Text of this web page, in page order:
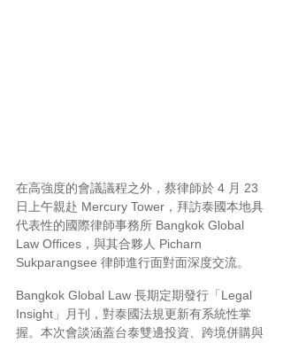
在高強度的會議議程之外，蔡律師於 4 月 23
日上午親赴 Mercury Tower，拜訪泰國本地具
代表性的國際律師事務所 Bangkok Global
Law Offices，與其合夥人 Picharn
Sukparangsee 律師進行面對面深度交流。
Bangkok Global Law 長期定期發行「Legal
Insight」月刊，對泰國法規更新有系統性掌
握。本次會談涵蓋台泰雙邊投資、跨境併購與